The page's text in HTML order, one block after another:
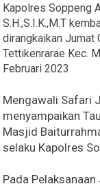
Kapolres Soppeng
S.H.,S.I.K.,M.T
dirangkaikan Jumat
Tettikenrarae Kec.
Februari 2023
Mengawali Safari
menyampaikan
Masjid
selaku Kapolres
Pada